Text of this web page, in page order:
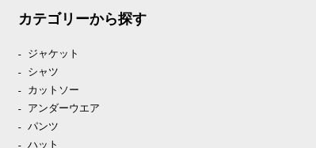
カテゴリーから探す
ジャケット
シャツ
カットソー
アンダーウエア
パンツ
ハット